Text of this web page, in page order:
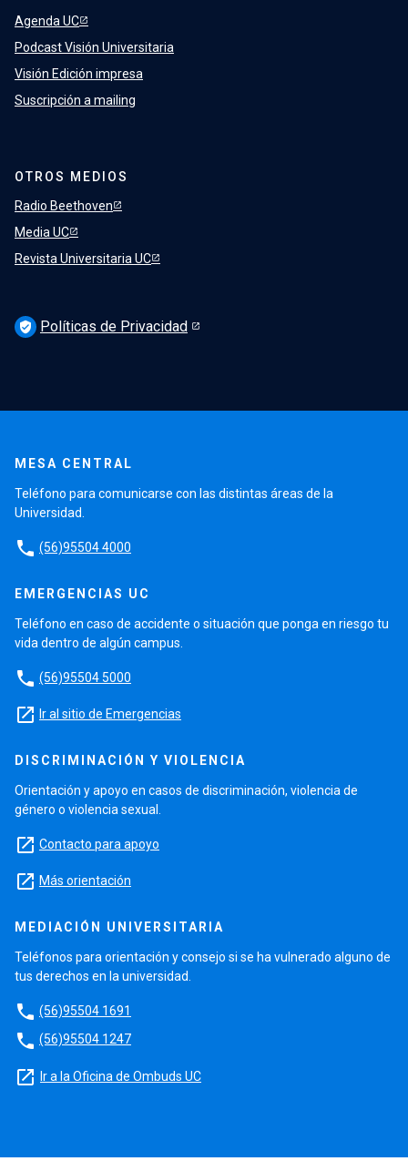
Agenda UC
Podcast Visión Universitaria
Visión Edición impresa
Suscripción a mailing
OTROS MEDIOS
Radio Beethoven
Media UC
Revista Universitaria UC
verified_user Políticas de Privacidad
MESA CENTRAL
Teléfono para comunicarse con las distintas áreas de la
Universidad.
phone (56)95504 4000
EMERGENCIAS UC
Teléfono en caso de accidente o situación que ponga en riesgo tu
vida dentro de algún campus.
phone (56)95504 5000
launch Ir al sitio de Emergencias
DISCRIMINACIÓN Y VIOLENCIA
Orientación y apoyo en casos de discriminación, violencia de
género o violencia sexual.
launch Contacto para apoyo
launch Más orientación
MEDIACIÓN UNIVERSITARIA
Teléfonos para orientación y consejo si se ha vulnerado alguno de
tus derechos en la universidad.
phone (56)95504 1691
phone (56)95504 1247
launch Ir a la Oficina de Ombuds UC